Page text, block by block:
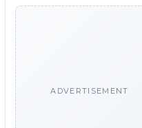
ADVERTISEMENT